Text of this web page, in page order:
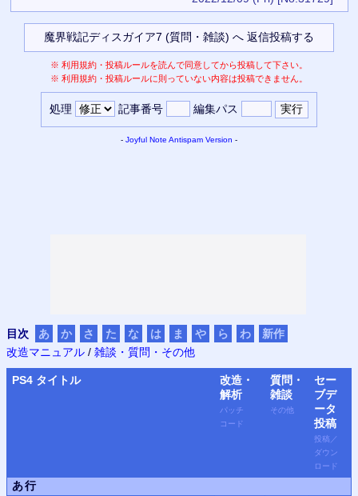
※ 利用規約・投稿ルールを読んで同意してから投稿して下さい。
※ 利用規約・投稿ルールに則っていない内容は投稿できません。
処理 記事番号 編集パス
- Joyful Note Antispam Version -
目次 あ か さ た な は ま や ら わ
新作
改造マニュアル / 雑談・質問・その他
PS4 タイトル
改造・
解析
パッチ
コード
質問・
雑談
その他
セー
ブデ
ータ
投稿
投稿 ／
ダウン
ロード
あ行